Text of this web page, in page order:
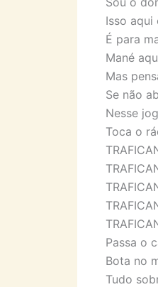
Isso aqui
É para
Mané
Mas
Se não
Nesse
Toca o
Passa o
Bota no
Tudo